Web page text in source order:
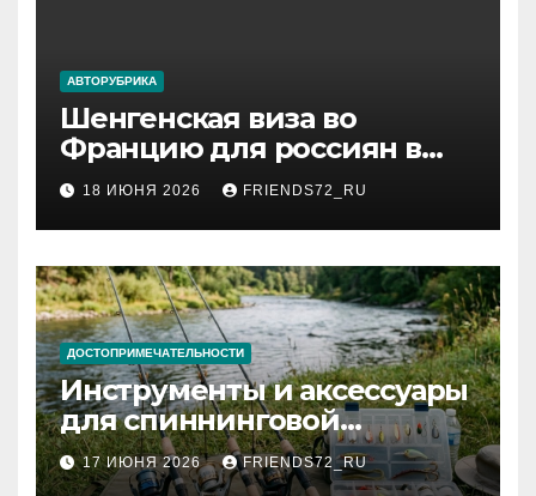
АВТОРУБРИКА
Шенгенская виза во
Францию для россиян в
2026 году: сроки от 3 дней
и список необходимых
документов
18 ИЮНЯ 2026 FRIENDS72_RU
ДОСТОПРИМЕЧАТЕЛЬНОСТИ
Инструменты и аксессуары
для спиннинговой
рыбалки: назначение и
типы
17 ИЮНЯ 2026 FRIENDS72_RU